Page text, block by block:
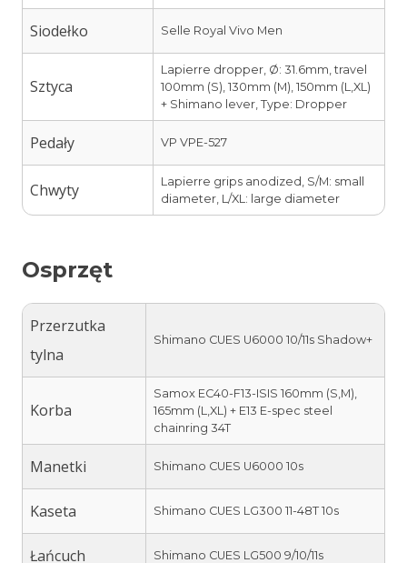
Siodełko Selle Royal Vivo Men
Sztyca
Lapierre dropper, Ø: 31.6mm, travel
100mm (S), 130mm (M), 150mm (L,XL)
+ Shimano lever, Type: Dropper
Pedały VP VPE-527
Chwyty
Lapierre grips anodized, S/M: small
diameter, L/XL: large diameter
Osprzęt
Przerzutka
tylna
Shimano CUES U6000 10/11s Shadow+
Korba
Samox EC40-F13-ISIS 160mm (S,M),
165mm (L,XL) + E13 E-spec steel
chainring 34T
Manetki Shimano CUES U6000 10s
Kaseta Shimano CUES LG300 11-48T 10s
Łańcuch Shimano CUES LG500 9/10/11s